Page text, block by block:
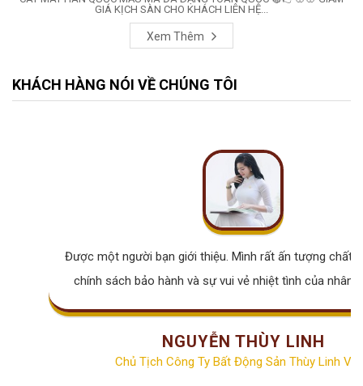
GIÁ KỊCH SÀN CHO KHÁCH LIÊN HỆ...
Xem Thêm
KHÁCH HÀNG NÓI VỀ CHÚNG TÔI
Được một người bạn giới thiệu. Mình rất ấn tượng chất
chính sách bảo hành và sự vui vẻ nhiệt tình của nhân
NGUYỄN THÙY LINH
Chủ Tịch Công Ty Bất Động Sản Thùy Linh